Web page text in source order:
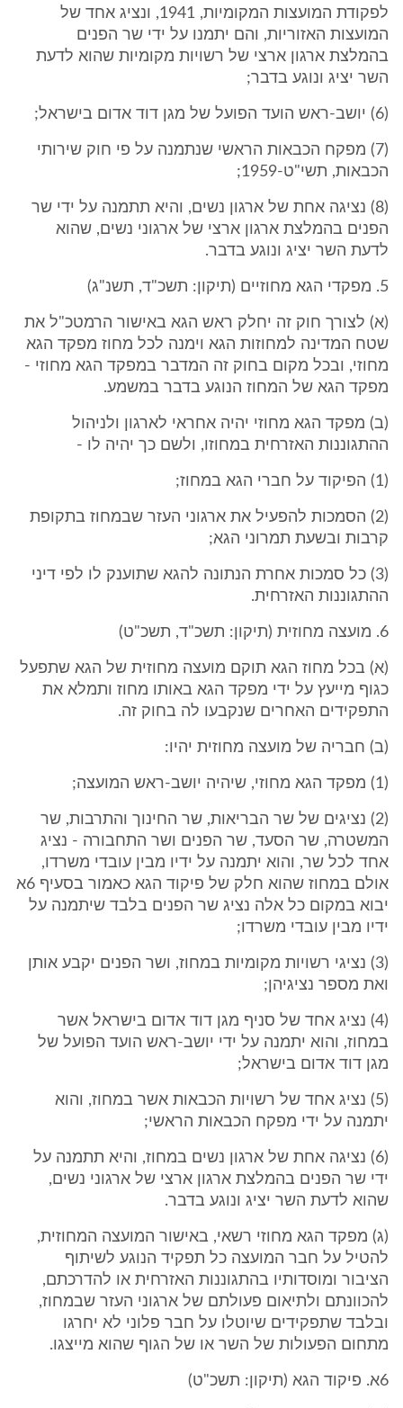
לפקודת המועצות המקומיות, 1941, ונציג אחד של
המועצות האזוריות, והם יתמנו על ידי שר הפנים
בהמלצת ארגון ארצי של רשויות מקומיות שהוא לדעת
השר יציג ונוגע בדבר;
(6) יושב-ראש הועד הפועל של מגן דוד אדום בישראל;
(7) מפקח הכבאות הראשי שנתמנה על פי חוק שירותי
הכבאות, תשי"ט-1959;
(8) נציגה אחת של ארגון נשים, והיא תתמנה על ידי שר
הפנים בהמלצת ארגון ארצי של ארגוני נשים, שהוא
לדעת השר יציג ונוגע בדבר.
5. מפקדי הגא מחוזיים (תיקון: תשכ"ד, תשנ"ג)
(א) לצורך חוק זה יחלק ראש הגא באישור הרמטכ"ל את
שטח המדינה למחוזות הגא וימנה לכל מחוז מפקד הגא
מחוזי, ובכל מקום בחוק זה המדבר במפקד הגא מחוזי -
מפקד הגא של המחוז הנוגע בדבר במשמע.
(ב) מפקד הגא מחוזי יהיה אחראי לארגון ולניהול
ההתגוננות האזרחית במחוזו, ולשם כך יהיה לו -
(1) הפיקוד על חברי הגא במחוז;
(2) הסמכות להפעיל את ארגוני העזר שבמחוז בתקופת
קרבות ובשעת תמרוני הגא;
(3) כל סמכות אחרת הנתונה להגא שתוענק לו לפי דיני
ההתגוננות האזרחית.
6. מועצה מחוזית (תיקון: תשכ"ד, תשכ"ט)
(א) בכל מחוז הגא תוקם מועצה מחוזית של הגא שתפעל
כגוף מייעץ על ידי מפקד הגא באותו מחוז ותמלא את
התפקידים האחרים שנקבעו לה בחוק זה.
(ב) חבריה של מועצה מחוזית יהיו:
(1) מפקד הגא מחוזי, שיהיה יושב-ראש המועצה;
(2) נציגים של שר הבריאות, שר החינוך והתרבות, שר
המשטרה, שר הסעד, שר הפנים ושר התחבורה - נציג
אחד לכל שר, והוא יתמנה על ידיו מבין עובדי משרדו,
אולם במחוז שהוא חלק של פיקוד הגא כאמור בסעיף 6א
יבוא במקום כל אלה נציג שר הפנים בלבד שיתמנה על
ידיו מבין עובדי משרדו;
(3) נציגי רשויות מקומיות במחוז, ושר הפנים יקבע אותן
ואת מספר נציגיהן;
(4) נציג אחד של סניף מגן דוד אדום בישראל אשר
במחוז, והוא יתמנה על ידי יושב-ראש הועד הפועל של
מגן דוד אדום בישראל;
(5) נציג אחד של רשויות הכבאות אשר במחוז, והוא
יתמנה על ידי מפקח הכבאות הראשי;
(6) נציגה אחת של ארגון נשים במחוז, והיא תתמנה על
ידי שר הפנים בהמלצת ארגון ארצי של ארגוני נשים,
שהוא לדעת השר יציג ונוגע בדבר.
(ג) מפקד הגא מחוזי רשאי, באישור המועצה המחוזית,
להטיל על חבר המועצה כל תפקיד הנוגע לשיתוף
הציבור ומוסדותיו בהתגוננות האזרחית או להדרכתם,
להכוונתם ולתיאום פעולתם של ארגוני העזר שבמחוז,
ובלבד שתפקידים שיוטלו על חבר פלוני לא יחרגו
מתחום הפעולות של השר או של הגוף שהוא מייצגו.
6א. פיקוד הגא (תיקון: תשכ"ט)